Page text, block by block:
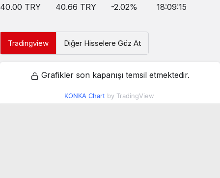
40.00 TRY
40.66 TRY
-2.02%
18:09:15
Tradingview Diğer Hisselere Göz At
Grafikler son kapanışı temsil etmektedir.
KONKA Chart by TradingView